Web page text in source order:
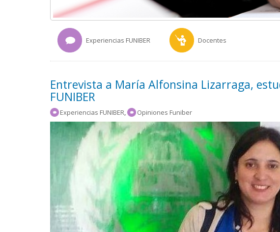
Experiencias FUNIBER Docentes
Entrevista a María Alfonsina Lizarraga,
FUNIBER
Experiencias FUNIBER, Opiniones Funiber